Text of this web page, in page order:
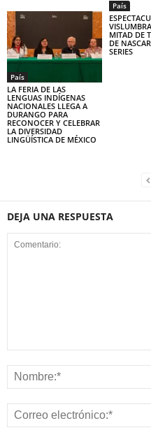
País
LA FERIA DE LAS
LENGUAS INDÍGENAS
NACIONALES LLEGA A
DURANGO PARA
RECONOCER Y CELEBRAR
LA DIVERSIDAD
LINGÜÍSTICA DE MÉXICO
País
MITAD DE
DE
SERIES
DEJA UNA RESPUESTA